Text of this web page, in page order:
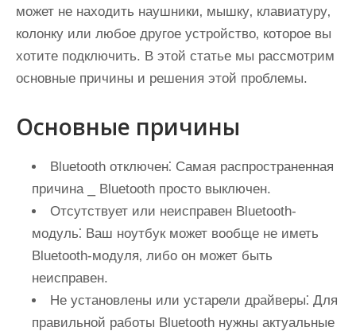
может не находить наушники‚ мышку‚ клавиатуру‚
колонку или любое другое устройство‚ которое вы
хотите подключить. В этой статье мы рассмотрим
основные причины и решения этой проблемы.
Основные причины
Bluetooth отключен⁚ Самая распространенная
причина ⎯ Bluetooth просто выключен.
Отсутствует или неисправен Bluetooth-
модуль⁚ Ваш ноутбук может вообще не иметь
Bluetooth-модуля‚ либо он может быть
неисправен.
Не установлены или устарели драйверы⁚ Для
правильной работы Bluetooth нужны актуальные